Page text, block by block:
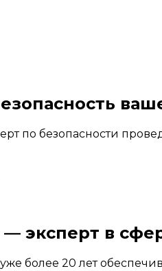
по безопасности
эксперт в
уже более 20 лет